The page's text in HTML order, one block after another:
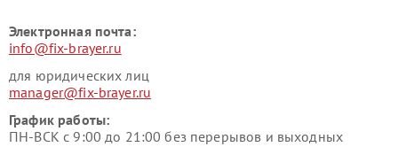
Электронная почта:
info@fix-brayer.ru
для юридических лиц
manager@fix-brayer.ru
График работы:
ПН-ВСК с 9:00 до 21:00 без перерывов и выходных